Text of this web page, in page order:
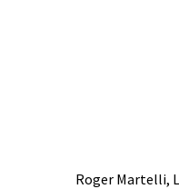
Roger Martelli,